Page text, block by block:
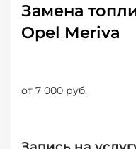
Замена
Opel Meriva
от 7 000 руб.